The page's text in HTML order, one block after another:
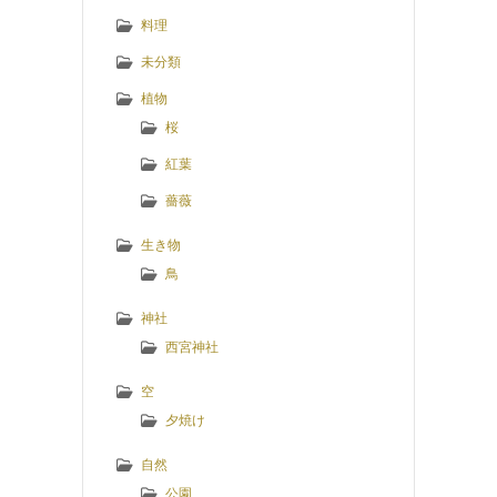
料理
未分類
植物
桜
紅葉
薔薇
生き物
鳥
神社
西宮神社
空
夕焼け
自然
公園